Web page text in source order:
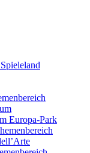
Europa-Park